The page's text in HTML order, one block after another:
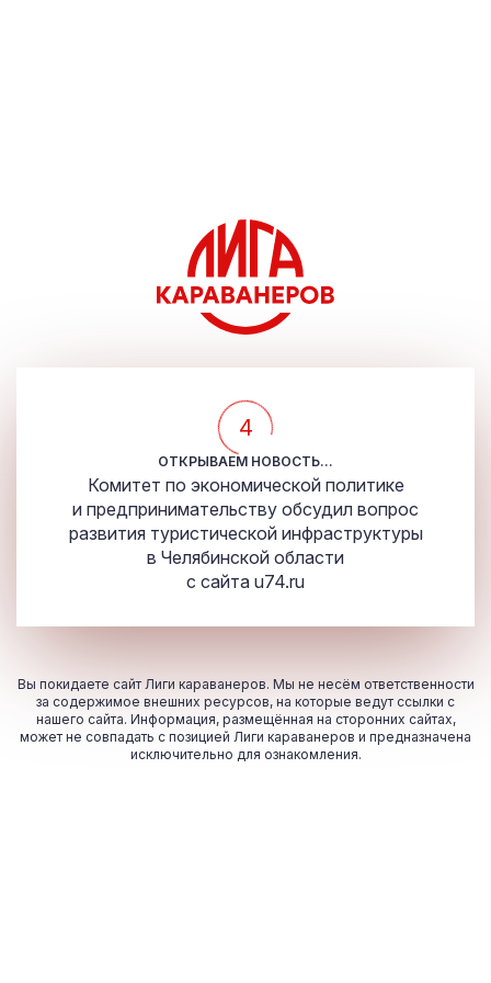
4
ОТКРЫВАЕМ НОВОСТЬ...
Комитет по экономической политике
и предпринимательству обсудил вопрос
развития туристической инфраструктуры
в Челябинской области
с сайта u74.ru
Вы покидаете сайт Лиги караванеров. Мы не несём ответственности
за содержимое внешних ресурсов, на которые ведут ссылки с
нашего сайта. Информация, размещённая на сторонних сайтах,
может не совпадать с позицией Лиги караванеров и предназначена
исключительно для ознакомления.